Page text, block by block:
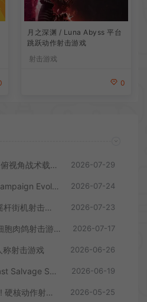
月之深渊 / Luna Abyss 平台
跳跃动作射击游戏
射击游戏
0
机甲浩劫 / Mech Havoc 俯视角战术载具射击游戏 2026-07-29
光环：战役进化 / Halo Campaign Evolved 科幻射击游戏 2026-07-24
塞克托利 / SEKTORI 双摇杆街机射击游戏 2026-07-23
致病本源 / Pathogenic 细胞肉鸽射击游戏 2026-07-17
射击游戏 2026-06-26
最终夺回小分队 / The Last Salvage Squad 复古第一人称射击游戏 2026-06-19
血脉贲张！ / Blood High! 硬核动作射击游戏 2026-05-25